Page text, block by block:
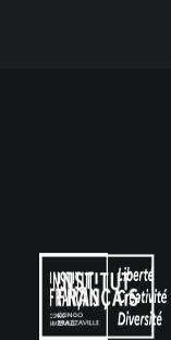
𝐌𝐀𝐑𝐒